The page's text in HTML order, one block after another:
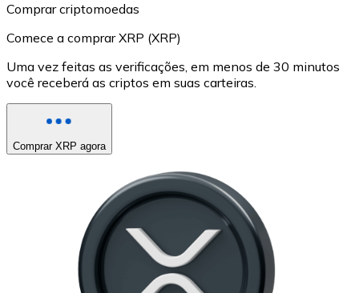
Comprar criptomoedas
Comece a comprar XRP (XRP)
Uma vez feitas as verificações, em menos de 30 minutos
você receberá as criptos em suas carteiras.
Comprar XRP agora